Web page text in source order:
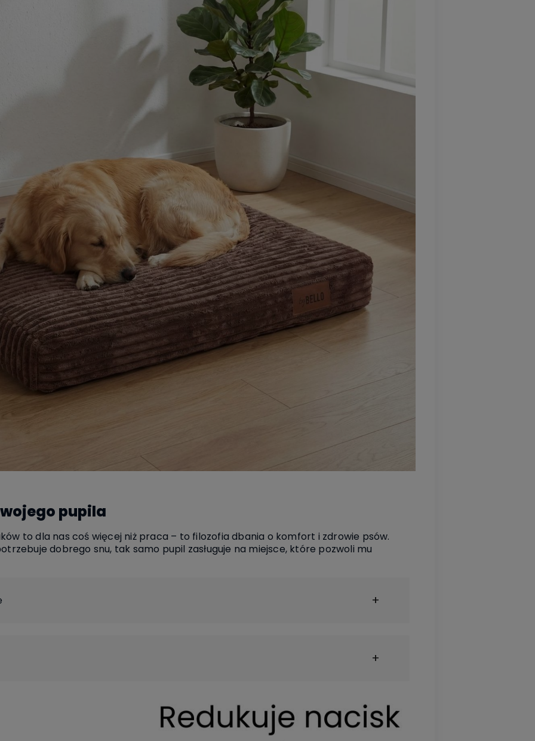
pupila
to dla nas coś więcej niż praca – to filozofia dbania o komfort i zdrowie psów.
dobrego snu, tak samo pupil zasługuje na miejsce, które pozwoli mu
certyfikowanych przez OEKO-TEX®